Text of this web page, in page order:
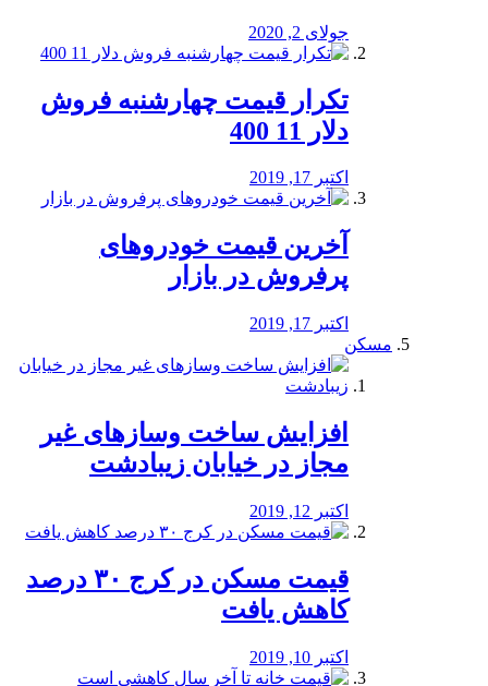
جولای 2, 2020
تکرار قیمت چهارشنبه فروش
دلار 11 400
اکتبر 17, 2019
آخرین قیمت خودرو‌های
پرفروش در بازار
اکتبر 17, 2019
مسکن
افزایش ساخت وسازهای غیر
مجاز در خیابان زیبادشت
اکتبر 12, 2019
️قیمت مسکن در کرج ۳۰ درصد
کاهش یافت
اکتبر 10, 2019